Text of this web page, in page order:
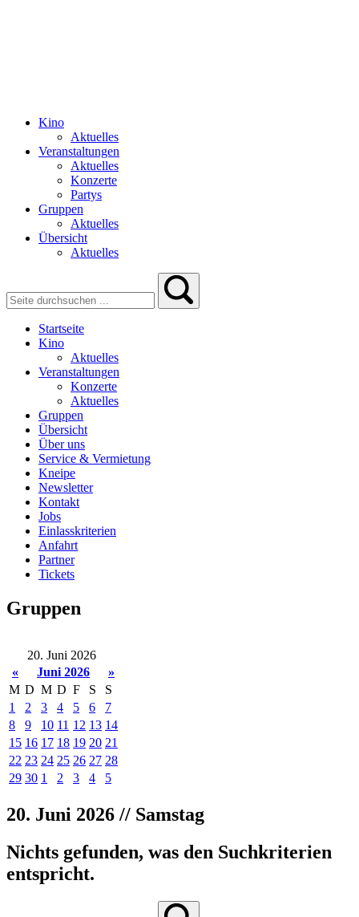
Kino
Aktuelles
Veranstaltungen
Aktuelles
Konzerte
Partys
Gruppen
Aktuelles
Übersicht
Aktuelles
Startseite
Kino
Aktuelles
Veranstaltungen
Konzerte
Aktuelles
Gruppen
Übersicht
Über uns
Service & Vermietung
Kneipe
Newsletter
Kontakt
Jobs
Einlasskriterien
Anfahrt
Partner
Tickets
Gruppen
20. Juni 2026
«
Juni 2026
»
M D M D F S
S
1
2 3 4 5 6
7
8
9 10 11 12 13 14
15 16 17 18 19 20 21
22 23 24 25 26 27 28
29 30 1 2 3 4 5
20. Juni 2026 // Samstag
Nichts gefunden, was den Suchkriterien
entspricht.